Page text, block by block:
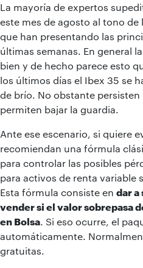
La mayoría de expertos
este mes de agosto al tono de
que han presentando las
últimas semanas. En general
bien y de hecho parece esto
los últimos días el Ibex 35 se
de brío. No obstante
permiten bajar la guardia.
Ante ese escenario, si quiere
recomiendan una fórmula
para controlar las posibles
para activos de renta variable
Esta fórmula consiste en dar a
vender si el valor sobrepasa
en Bolsa . Si eso ocurre, el
automáticamente.
gratuitas.